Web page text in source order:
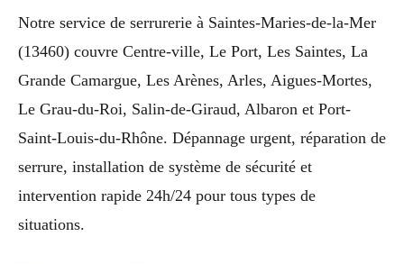
Notre service de serrurerie à Saintes-Maries-de-la-Mer
(13460) couvre Centre-ville, Le Port, Les Saintes, La
Grande Camargue, Les Arènes, Arles, Aigues-Mortes,
Le Grau-du-Roi, Salin-de-Giraud, Albaron et Port-
Saint-Louis-du-Rhône. Dépannage urgent, réparation de
serrure, installation de système de sécurité et
intervention rapide 24h/24 pour tous types de
situations.